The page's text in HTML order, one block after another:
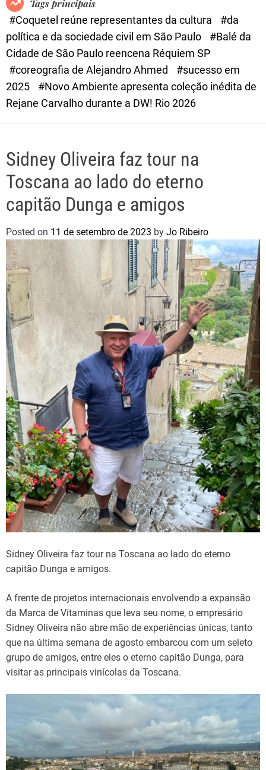
e
Tags principais
#Coquetel reúne representantes da cultura
#da
política e da sociedade civil em São Paulo
#Balé da
Cidade de São Paulo reencena Réquiem SP
#coreografia de Alejandro Ahmed
#sucesso em
2025
#Novo Ambiente apresenta coleção inédita de
Rejane Carvalho durante a DW! Rio 2026
Sidney Oliveira faz tour na
Toscana ao lado do eterno
capitão Dunga e amigos
Posted on 11 de setembro de 2023 by Jo Ribeiro
Sidney Oliveira faz tour na Toscana ao lado do eterno
capitão Dunga e amigos.
A frente de projetos internacionais envolvendo a expansão
da Marca de Vitaminas que leva seu nome, o empresário
Sidney Oliveira não abre mão de experiências únicas, tanto
que na última semana de agosto embarcou com um seleto
grupo de amigos, entre eles o eterno capitão Dunga, para
visitar as principais vinícolas da Toscana.